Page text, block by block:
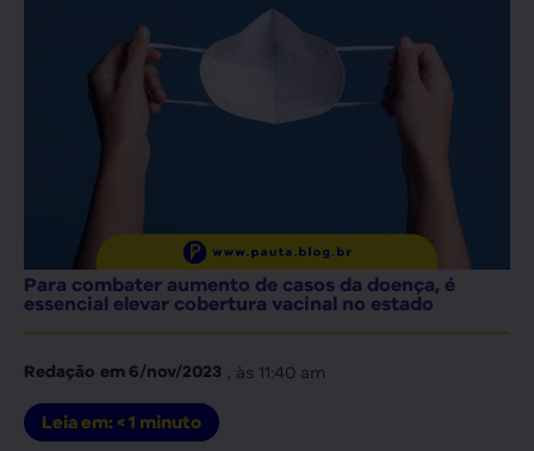
Para combater aumento de casos da doença, é
essencial elevar cobertura vacinal no estado
Redação em 6/nov/2023 , às 11:40 am
Leia em: < 1 minuto